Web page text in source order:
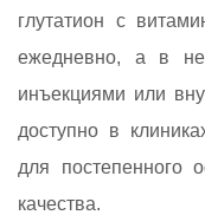
глутатион с
ежедневно, а в
инъекциями или
доступно в
для постепенного
качества.